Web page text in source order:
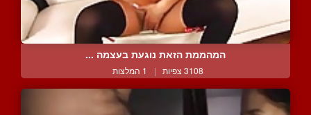
המהממת הזאת נוגעת בעצמה ...
3108 צפיות | 1 המלצות